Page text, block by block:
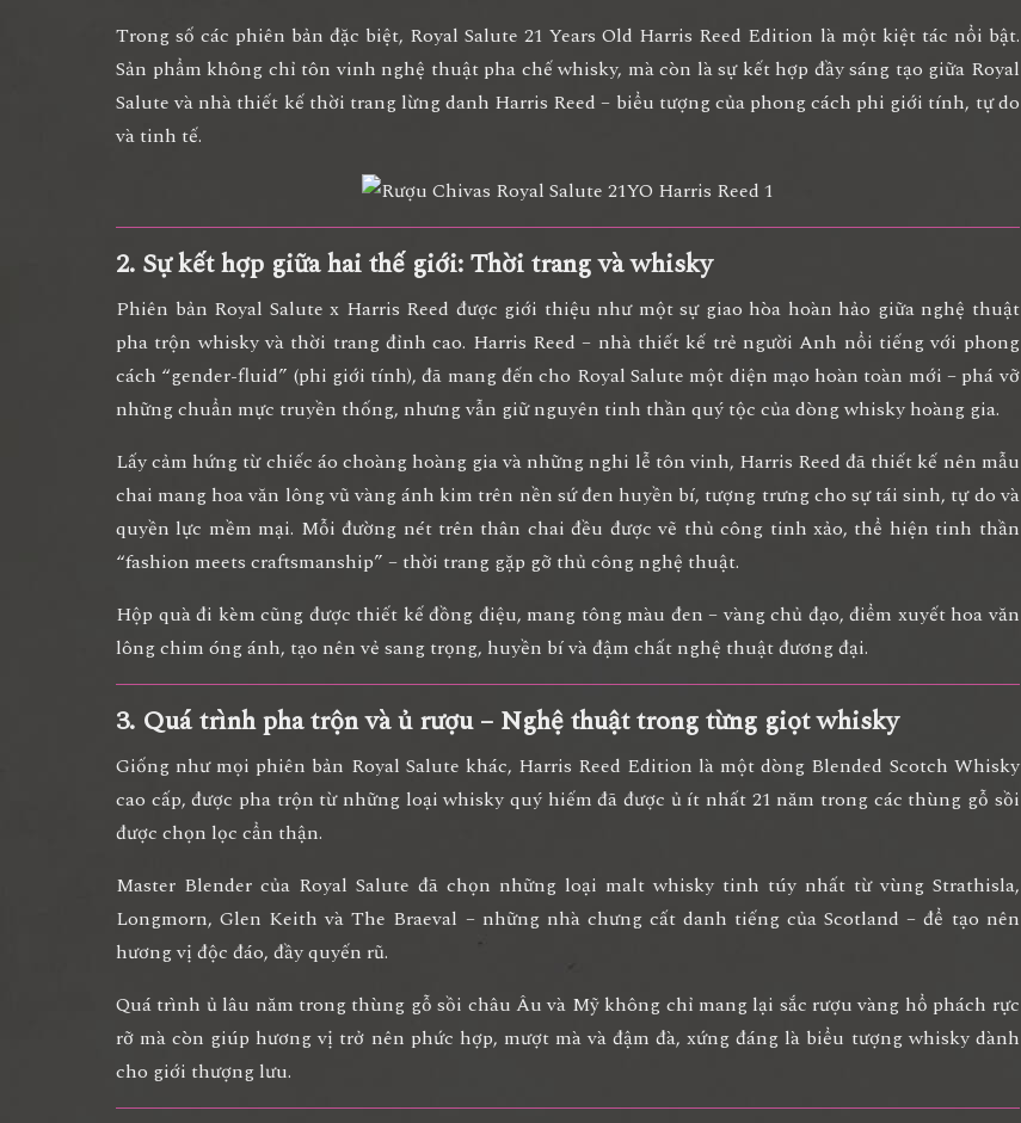
Trong số các phiên bản đặc biệt, Royal Salute 21 Years Old Harris Reed Edition là một kiệt tác nổi bật.
Sản phẩm không chỉ tôn vinh nghệ thuật pha chế whisky, mà còn làsự kết hợp đầy sáng tạo giữa Royal
Salute và nhà thiết kế thời trang lừng danh Harris Reed – biểu tượng của phong cách phi giới tính, tự do
và tinh tế.
2. Sự kết hợp giữa hai thế giới: Thời trang và whisky
Phiên bản Royal Salute x Harris Reed được giới thiệu như mộtsự giao hòa hoàn hảo giữa nghệ thuật
pha trộn whisky và thời trang đỉnh cao. Harris Reed – nhà thiết kế trẻ người Anh nổi tiếng với phong
cách “gender-fluid” (phi giới tính), đã mang đến cho Royal Salute một diện mạo hoàn toàn mới – phá vỡ
những chuẩn mực truyền thống, nhưng vẫn giữ nguyên tinh thần quý tộc của dòng whisky hoàng gia.
Lấy cảm hứng từchiếc áo choàng hoàng gia và những nghi lễ tôn vinh, Harris Reed đã thiết kế nên mẫu
chai mang hoa văn lông vũ vàng ánh kim trên nền sứ đen huyền bí, tượng trưng cho sự tái sinh, tự do và
quyền lực mềm mại. Mỗi đường nét trên thân chai đều được vẽ thủ công tinh xảo, thể hiện tinh thần
“fashion meets craftsmanship” – thời trang gặp gỡ thủ công nghệ thuật.
Hộp quà đi kèm cũng được thiết kế đồng điệu, mang tông màu đen – vàng chủ đạo, điểm xuyết hoa văn
lông chim óng ánh, tạo nên vẻ sang trọng, huyền bí và đậm chất nghệ thuật đương đại.
3. Quá trình pha trộn và ủ rượu – Nghệ thuật trong từng giọt whisky
Giống như mọi phiên bản Royal Salute khác, Harris Reed Edition là một dòng Blended Scotch Whisky
cao cấp, được pha trộn từ những loại whisky quý hiếm đã được ủ ít nhất 21 năm trong các thùng gỗ sồi
được chọn lọc cẩn thận.
Master Blender của Royal Salute đã chọn những loại malt whisky tinh túy nhất từ vùng Strathisla,
Longmorn, Glen Keith và The Braeval – những nhà chưng cất danh tiếng của Scotland – để tạo nên
hương vị độc đáo, đầy quyến rũ.
Quá trình ủ lâu năm trong thùng gỗ sồi châu Âu và Mỹ không chỉ mang lại sắc rượu vàng hổ phách rực
rỡ mà còn giúp hương vị trở nên phức hợp, mượt mà và đậm đà, xứng đáng là biểu tượng whisky dành
cho giới thượng lưu.